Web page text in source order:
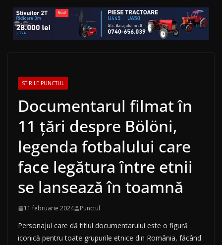
STIRILE PUNCTUL
Documentarul filmat în
11 țări despre Bölöni,
legenda fotbalului care
face legătura între etnii
se lansează în toamnă
11 februarie 2024 Punctul
Personajul care dă titlul documentarului este o figură
iconică pentru toate grupurile etnice din România, făcând